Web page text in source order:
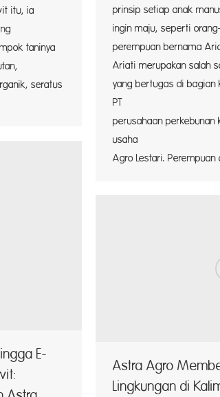
itu, ia
taninya
seratus
prinsip setiap anak
ingin maju, seperti
perempuan bernama
Ariati merupakan salah
yang bertugas di bagian
PT
perusahaan
Agro Lestari. Perempuan
E-
Astra Agro
Lingkungan di